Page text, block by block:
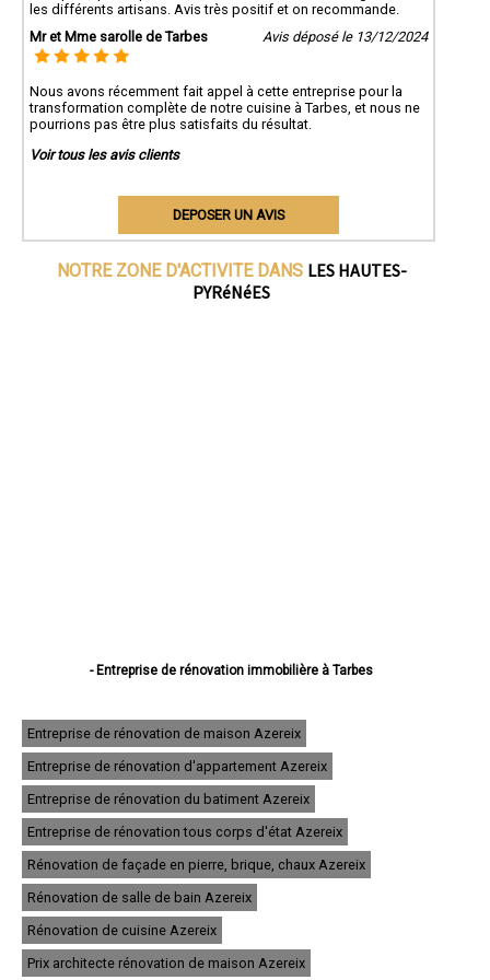
les différents artisans. Avis très positif et on recommande.
Mr et Mme sarolle de Tarbes
Avis déposé le 13/12/2024
Nous avons récemment fait appel à cette entreprise pour la
transformation complète de notre cuisine à Tarbes, et nous ne
pourrions pas être plus satisfaits du résultat.
Voir tous les avis clients
DEPOSER UN AVIS
NOTRE ZONE D'ACTIVITE DANS LES HAUTES-
PYRéNéES
- Entreprise de rénovation immobilière à Tarbes
- Entreprise de rénovation immobilière à Aureilhan
- Entreprise de rénovation immobilière à Lannemezan
- Entreprise de rénovation immobilière à Vic-en-Bigorre
- Entreprise de rénovation immobilière à Séméac
- Entreprise de rénovation immobilière à Bordères-sur-l'Échez
- Entreprise de rénovation immobilière à Juillan
- Entreprise de rénovation immobilière à Barbazan-Debat
- Entreprise de rénovation immobilière à Argelès-Gazost
- Entreprise de rénovation immobilière à Odos
- Entreprise de rénovation immobilière à Soues
- Entreprise de rénovation immobilière à Ibos
- Entreprise de rénovation immobilière à Maubourguet
- Entreprise de rénovation immobilière à Ossun
Entreprise de rénovation de maison Azereix
Entreprise de rénovation d'appartement Azereix
Entreprise de rénovation du batiment Azereix
Entreprise de rénovation tous corps d'état Azereix
Rénovation de façade en pierre, brique, chaux Azereix
Rénovation de salle de bain Azereix
Rénovation de cuisine Azereix
Prix architecte rénovation de maison Azereix